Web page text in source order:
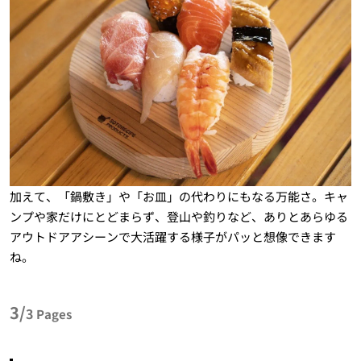
加えて、「鍋敷き」や「お皿」の代わりにもなる万能さ。キャ
ンプや家だけにとどまらず、登山や釣りなど、ありとあらゆる
アウトドアアシーンで大活躍する様子がパッと想像できます
ね。
3/3 Pages